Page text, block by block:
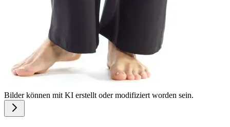
Bilder können mit KI erstellt oder modifiziert worden sein.